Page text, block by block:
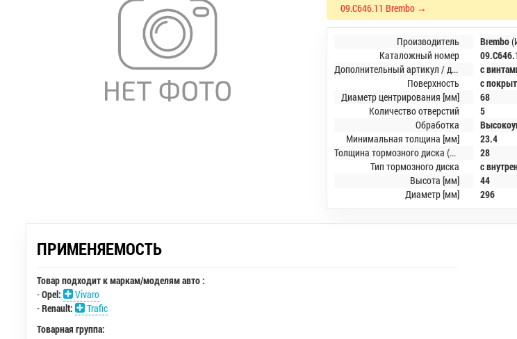
09.C646.11 Brembo →
Производитель Brembo
Каталожный номер
Дополнительный артикул / дополнительная информация 2
с
Поверхность
с
Диаметр центрирования [мм]
68
Количество отверстий
5
Обработка
Минимальная толщина [мм]
23.4
Толщина тормозного диска (мм)
28
Тип тормозного диска
с
Высота [мм]
44
Диаметр [мм]
296
ПРИМЕНЯЕМОСТЬ
Товар подходит к маркам/моделям авто :
-Opel:
Vivaro
-Renault:
Trafic
Товарная группа: